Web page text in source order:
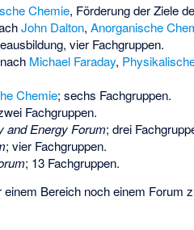
Chemie, Förderung der Ziele
John Dalton, Anorganische
vier Fachgruppen.
Michael Faraday,
Chemie; sechs Fachgruppen.
Fachgruppen.
and Energy Forum; drei
; vier Fachgruppen.
; 13 Fachgruppen.
Bereich noch einem Forum